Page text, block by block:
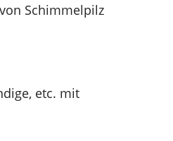
Schimmelpilz
etc. mit